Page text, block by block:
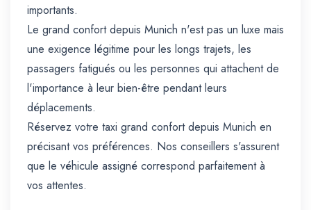
importants.
Le grand confort depuis Munich n'est pas un luxe mais
une exigence légitime pour les longs trajets, les
passagers fatigués ou les personnes qui attachent de
l'importance à leur bien-être pendant leurs
déplacements.
Réservez votre taxi grand confort depuis Munich en
précisant vos préférences. Nos conseillers s'assurent
que le véhicule assigné correspond parfaitement à
vos attentes.